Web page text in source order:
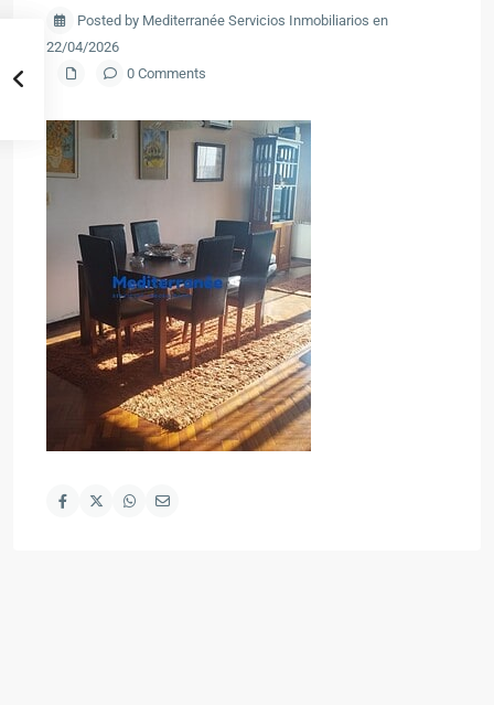
Posted by Mediterranée Servicios Inmobiliarios en
22/04/2026
0 Comments